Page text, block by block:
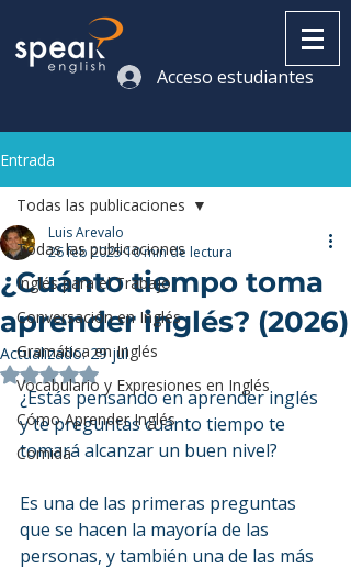
Acceso estudiantes
Entrada
Todas las publicaciones
Inglés para el Trabajo
Conversación en Inglés
Gramática en Inglés
Vocabulario y Expresiones en Inglés
Cómo Aprender Inglés
Comida
Todas las publicaciones
¿Cuánto tiempo toma
aprender inglés? (2026)
Luis Arevalo
26 feb 202510 min de lectura
Actualizado:29 jul
Obtuvo NaN de 5 estrellas.
¿Estás pensando en aprender inglés
y te preguntas cuánto tiempo te
tomará alcanzar un buen nivel?
Es una de las primeras preguntas
que se hacen la mayoría de las
personas, y también una de las más